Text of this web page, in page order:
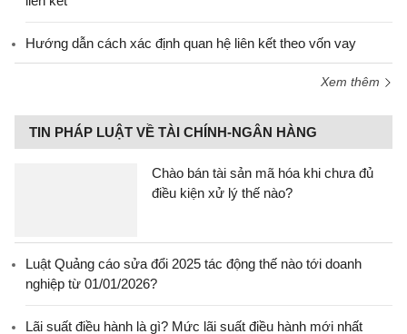
Hướng dẫn cách xác định quan hệ liên kết theo vốn vay
Xem thêm
TIN PHÁP LUẬT VỀ TÀI CHÍNH-NGÂN HÀNG
Chào bán tài sản mã hóa khi chưa đủ
điều kiện xử lý thế nào?
Luật Quảng cáo sửa đổi 2025 tác động thế nào tới doanh
nghiệp từ 01/01/2026?
Lãi suất điều hành là gì? Mức lãi suất điều hành mới nhất